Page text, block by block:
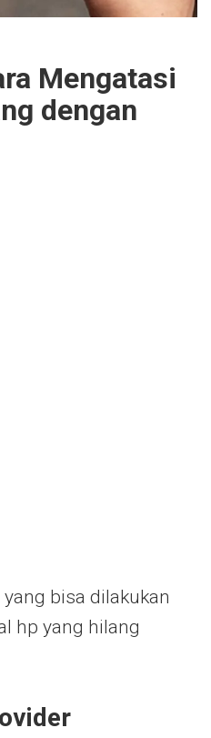
Mengatasi
dengan
bisa dilakukan
hp yang hilang